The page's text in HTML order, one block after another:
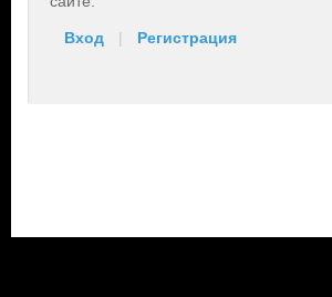
Вход | Регистрация